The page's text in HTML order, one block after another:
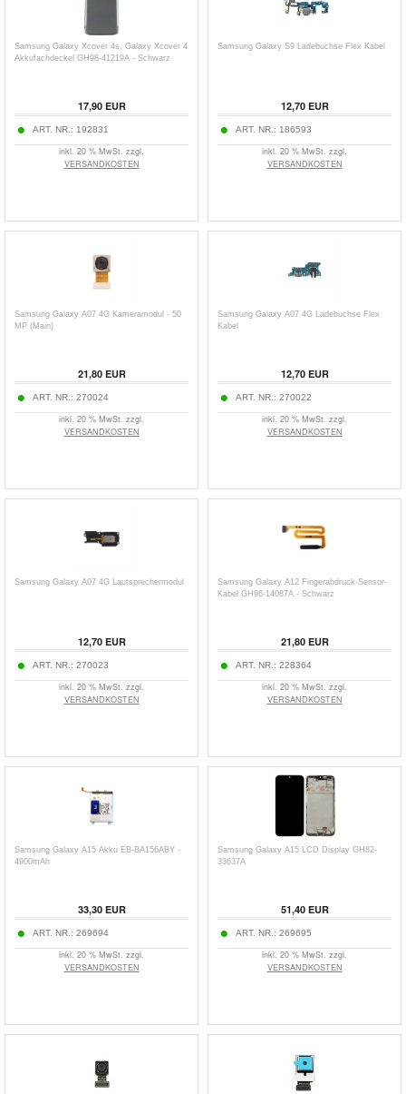
Samsung Galaxy Xcover 4s, Galaxy Xcover 4
Akkufachdeckel GH98-41219A - Schwarz
17,90EUR
ART. NR.: 192831
inkl. 20 % MwSt. zzgl.
VERSANDKOSTEN
Samsung Galaxy S9 Ladebuchse Flex Kabel
12,70EUR
ART. NR.: 186593
inkl. 20 % MwSt. zzgl.
VERSANDKOSTEN
Samsung Galaxy A07 4G Kameramodul - 50
MP (Main)
21,80EUR
ART. NR.: 270024
inkl. 20 % MwSt. zzgl.
VERSANDKOSTEN
Samsung Galaxy A07 4G Ladebuchse Flex
Kabel
12,70EUR
ART. NR.: 270022
inkl. 20 % MwSt. zzgl.
VERSANDKOSTEN
Samsung Galaxy A07 4G Lautsprechermodul
12,70EUR
ART. NR.: 270023
inkl. 20 % MwSt. zzgl.
VERSANDKOSTEN
Samsung Galaxy A12 Fingerabdruck-Sensor-
Kabel GH96-14087A - Schwarz
21,80EUR
ART. NR.: 228364
inkl. 20 % MwSt. zzgl.
VERSANDKOSTEN
Samsung Galaxy A15 Akku EB-BA156ABY -
4900mAh
33,30EUR
ART. NR.: 269694
inkl. 20 % MwSt. zzgl.
VERSANDKOSTEN
Samsung Galaxy A15 LCD Display GH82-
33637A
51,40EUR
ART. NR.: 269695
inkl. 20 % MwSt. zzgl.
VERSANDKOSTEN